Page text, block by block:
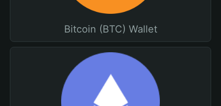
Bitcoin (BTC) Wallet